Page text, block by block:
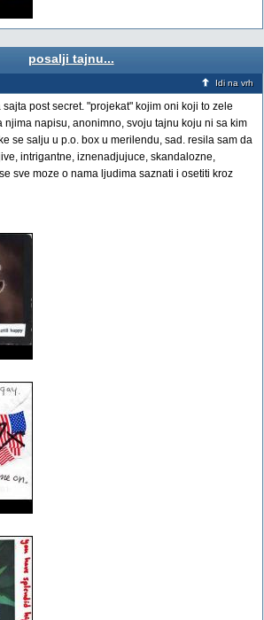
posalji tajnu...
Idi na vrh
post secret. "projekat" kojim oni koji to zele
njima napisu, anonimno, svoju tajnu koju ni sa kim
se salju u p.o. box u merilendu, sad. resila sam da
intrigantne, iznenadjujuce, skandalozne,
sve moze o nama ljudima saznati i osetiti kroz